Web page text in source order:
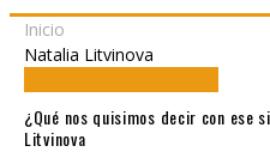
Inicio
Natalia Litvinova
¿Qué nos quisimos decir con ese
Litvinova